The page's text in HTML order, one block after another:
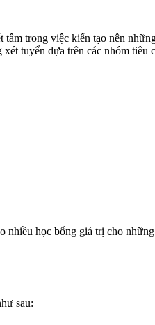
trong việc kiến tạo nên
tuyển dựa trên các nhóm tiêu
học bổng giá trị cho
sau: